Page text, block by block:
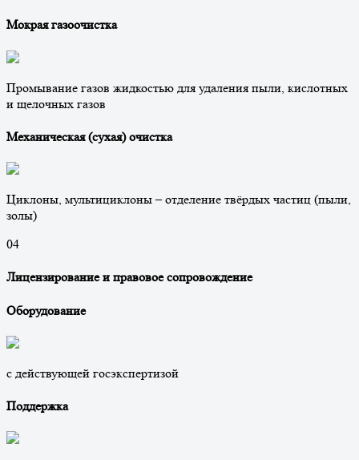
Мокрая газоочистка
Промывание газов жидкостью для удаления пыли, кислотных
и щелочных газов
Механическая (сухая) очистка
Циклоны, мультициклоны – отделение твёрдых частиц (пыли,
золы)
04
Лицензирование и правовое сопровождение
Оборудование
с действующей госэкспертизой
Поддержка